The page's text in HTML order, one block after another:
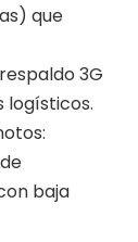
que
3G
logísticos.
baja